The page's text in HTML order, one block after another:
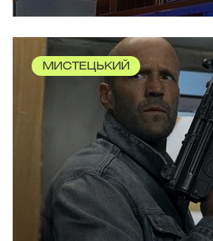
МИСТЕЦЬКИЙ